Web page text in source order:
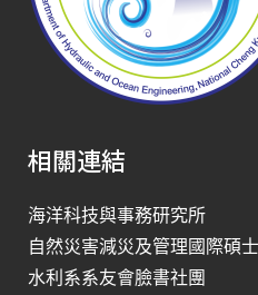
相關連結
海洋科技與事務研究所
自然災害減災及管理國際碩
水利系系友會臉書社團